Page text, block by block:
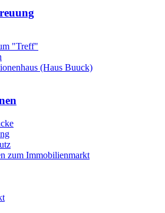
"Treff"
(Haus Buuck)
zum Immobilienmarkt